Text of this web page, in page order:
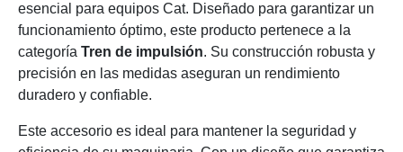
esencial para equipos Cat. Diseñado para garantizar un
funcionamiento óptimo, este producto pertenece a la
categoría Tren de impulsión. Su construcción robusta y
precisión en las medidas aseguran un rendimiento
duradero y confiable.
Este accesorio es ideal para mantener la seguridad y